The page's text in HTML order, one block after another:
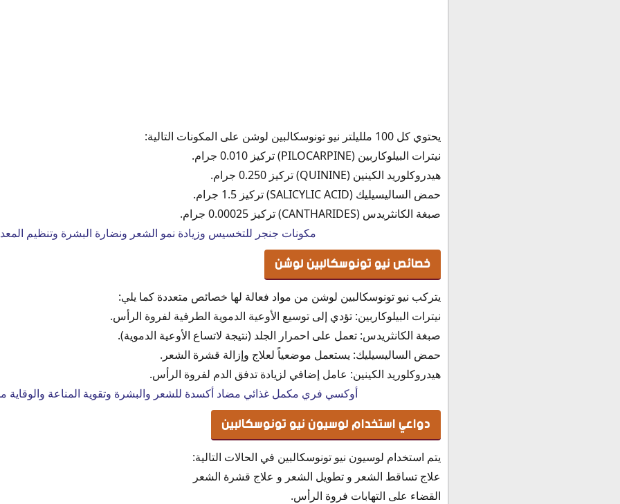
يحتوي كل 100 ملليلتر نيو تونوسكالبين لوشن على المكونات التالية:
نيترات البيلوكاربين (PILOCARPINE) تركيز 0.010 جرام.
هيدروكلوريد الكينين (QUININE) تركيز 0.250 جرام.
حمض الساليسيليك (SALICYLIC ACID) تركيز 1.5 جرام.
صبغة الكانثريدس (CANTHARIDES) تركيز 0.00025 جرام.
مكونات جنجر للتخسيس وزيادة نمو الشعر ونضارة البشرة وتنظيم
خصائص نيو تونوسكالبين لوشن
يتركب نيو تونوسكالبين لوشن من مواد فعالة لها خصائص متعددة كما يلي:
نيترات البيلوكاربين: تؤدي إلى توسيع الأوعية الدموية الطرفية لفروة الرأس.
صبغة الكانثريدس: تعمل على احمرار الجلد (نتيجة لاتساع الأوعية الدموية).
حمض الساليسيليك: يستعمل موضعياً لعلاج وإزالة قشرة الشعر.
هيدروكلوريد الكينين: عامل إضافي لزيادة تدفق الدم لفروة الرأس.
أوكسي فري مكمل غذائي مضاد أكسدة للشعر والبشرة وتقوية المناعة والوقاية
دواعي استخدام لوسيون نيو تونوسكالبين
يتم استخدام لوسيون نيو تونوسكالبين في الحالات التالية:
علاج تساقط الشعر و تطويل الشعر و علاج قشرة الشعر
القضاء على التهابات فروة الرأس.